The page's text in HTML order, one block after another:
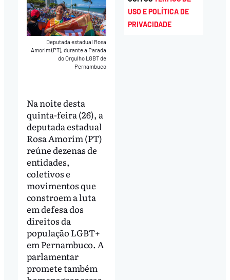
Deputada estadual Rosa
Amorim (PT), durante a Parada
do Orgulho LGBT de
Pernambuco
Na noite desta
quinta-feira (26), a
deputada estadual
Rosa Amorim (PT)
reúne dezenas de
entidades,
coletivos e
movimentos que
constroem a luta
em defesa dos
direitos da
população LGBT+
em Pernambuco. A
parlamentar
promete também
USO E POLÍTICA DE
PRIVACIDADE